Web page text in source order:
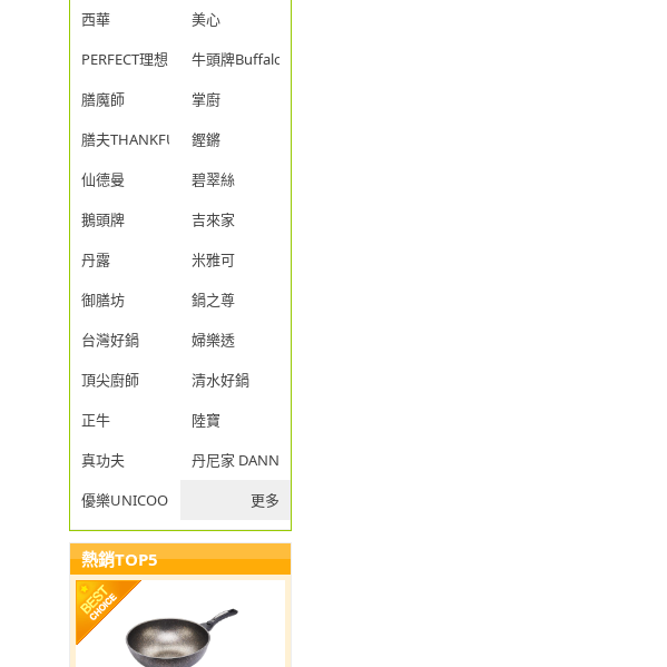
西華
美心
PERFECT理想
牛頭牌Buffalo
膳魔師
掌廚
膳夫THANKFUL
鏗鏘
仙德曼
碧翠絲
鵝頭牌
吉來家
丹露
米雅可
御膳坊
鍋之尊
台灣好鍋
婦樂透
頂尖廚師
清水好鍋
正牛
陸寶
真功夫
丹尼家 DANNY JIA
優樂UNICOOK
更多
熱銷TOP5